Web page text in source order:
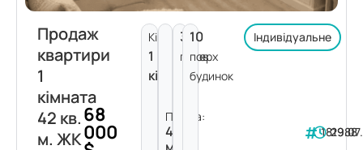
Продаж
квартири
1
кімната
42 кв.
м. ЖК
68
000
Кімнат:
1
кімната
Площа:
42
3
поверх
10
пов.
будинок
Індивідуальне
181988